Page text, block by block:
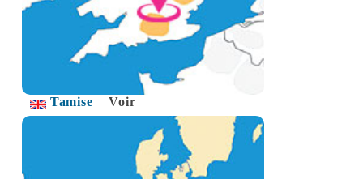
Tamise Voir